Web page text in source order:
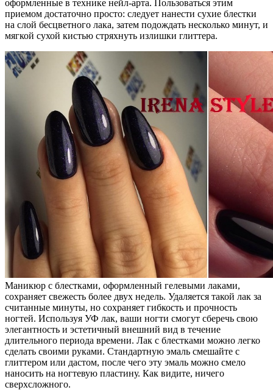
оформленные в технике нейл-арта. Пользоваться этим
приемом достаточно просто: следует нанести сухие блестки
на слой бесцветного лака, затем подождать несколько минут, и
мягкой сухой кистью стряхнуть излишки глиттера.
Маникюр с блестками, оформленный гелевыми лаками,
сохраняет свежесть более двух недель. Удаляется такой лак за
считанные минуты, но сохраняет гибкость и прочность
ногтей. Используя УФ лак, ваши ногти смогут сберечь свою
элегантность и эстетичный внешний вид в течение
длительного периода времени. Лак с блестками можно легко
сделать своими руками. Стандартную эмаль смешайте с
глиттером или дастом, после чего эту эмаль можно смело
наносить на ногтевую пластину. Как видите, ничего
сверхсложного.